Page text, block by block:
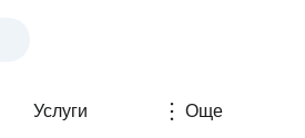
Услуги Още